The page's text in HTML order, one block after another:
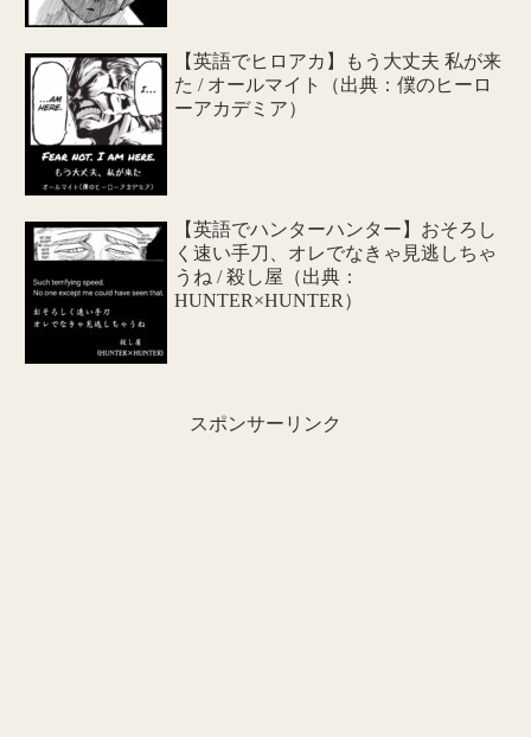
【英語でヒロアカ】もう大丈夫 私が来
た / オールマイト（出典：僕のヒーロ
ーアカデミア）
【英語でハンターハンター】おそろし
く速い手刀、オレでなきゃ見逃しちゃ
うね / 殺し屋（出典：
HUNTER×HUNTER）
スポンサーリンク